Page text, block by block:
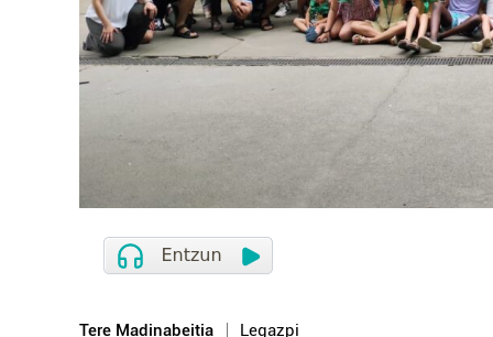
Tere Madinabeitia Legazpi